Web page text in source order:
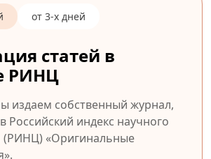
от 3-х дней
статей в
РИНЦ
издаем собственный журнал,
Российский индекс научного
(РИНЦ) «Оригинальные